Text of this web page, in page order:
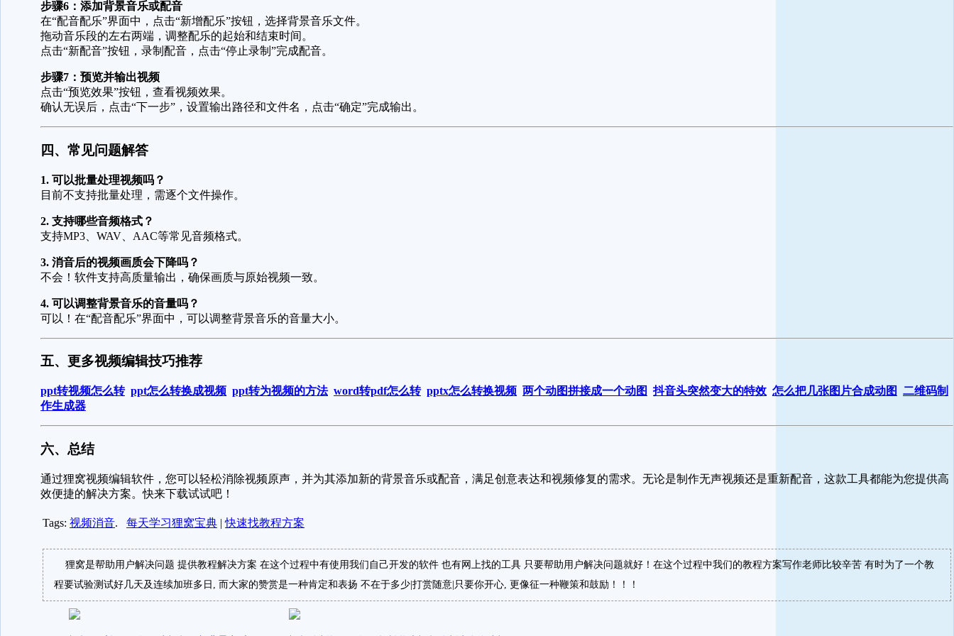
步骤6：添加背景音乐或配音
在“配音配乐”界面中，点击“新增配乐”按钮，选择背景音乐文件。
拖动音乐段的左右两端，调整配乐的起始和结束时间。
点击“新配音”按钮，录制配音，点击“停止录制”完成配音。
步骤7：预览并输出视频
点击“预览效果”按钮，查看视频效果。
确认无误后，点击“下一步”，设置输出路径和文件名，点击“确定”完成输出。
四、常见问题解答
1. 可以批量处理视频吗？
目前不支持批量处理，需逐个文件操作。
2. 支持哪些音频格式？
支持MP3、WAV、AAC等常见音频格式。
3. 消音后的视频画质会下降吗？
不会！软件支持高质量输出，确保画质与原始视频一致。
4. 可以调整背景音乐的音量吗？
可以！在“配音配乐”界面中，可以调整背景音乐的音量大小。
五、更多视频编辑技巧推荐
ppt转视频怎么转 ppt怎么转换成视频 ppt转为视频的方法 word转pdf怎么转 pptx怎么转换视频 两个动图拼接成一个动图 抖音头突然变大的特效 怎么把几张图片合成动图 二维码制
作生成器
六、总结
通过狸窝视频编辑软件，您可以轻松消除视频原声，并为其添加新的背景音乐或配音，满足创意表达和视频修复的需求。无论是制作无声视频还是重新配音，这款工具都能为您提供高
效便捷的解决方案。快来下载试试吧！
Tags: 视频消音. 每天学习狸窝宝典 |快速找教程方案
狸窝是帮助用户解决问题 提供教程解决方案 在这个过程中有使用我们自己开发的软件 也有网上找的工具 只要帮助用户解决问题就好！在这个过程中我们的教程方案写作老师比较辛苦 有时为了一个教
程要试验测试好几天及连续加班多日, 而大家的赞赏是一种肯定和表扬 不在于多少|打赏随意|只要你开心, 更像征一种鞭策和鼓励！！！